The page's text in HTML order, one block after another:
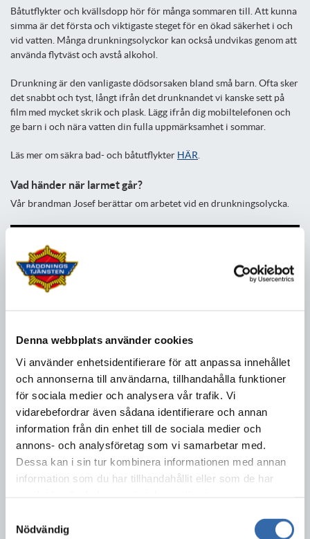
Denna webbplats använder cookies
Vi använder enhetsidentifierare för att anpassa innehållet
och annonserna till användarna, tillhandahålla funktioner
för sociala medier och analysera vår trafik. Vi
vidarebefordrar även sådana identifierare och annan
information från din enhet till de sociala medier och
annons- och analysföretag som vi samarbetar med.
Dessa kan i sin tur kombinera informationen med annan
information som du har tillhandahållit eller som de har
Nödvändig
Båtutflykter och kvällsdopp hör för många sommaren till. Att kunna
simma är det första och viktigaste steget för en ökad säkerhet i och
vid vatten. Många drunkningsolyckor kan också undvikas genom att
använda flytväst och avstå alkohol.
Drunkning är den vanligaste dödsorsaken bland små barn. Ofta sker
det snabbt och tyst, långt ifrån det drunknandet vi kanske sett på
film med mycket skrik och plask. Lägg ifrån dig mobiltelefonen och
ge barn i och nära vatten din fulla uppmärksamhet i sommar.
Läs mer om säkra bad- och båtutflykter HÄR
Vad händer när larmet går?
Vår brandman Josef berättar om arbetet vid en drunkningsolycka.
Ändra inställningar
🔥 Brandrisk i skog och mark
Korvgrillning i skogen? Absolut - men bara om brandrisken tillåter.
Och kom ihåg att du är ansvarig för att elden inte sprider sig, även
om brandriskprognosen indikerar att eldning är tillåten.
du befinner dig och om eventuellt eldningsförbud råder. Under vår
och sommar kan det ibland vara förbjudet att elda eller grilla i skog